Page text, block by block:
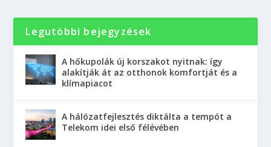
Legutóbbi bejegyzések
A hőkupolák új korszakot nyitnak: így
alakítják át az otthonok komfortját és a
klímapiacot
A hálózatfejlesztés diktálta a tempót a
Telekom idei első félévében